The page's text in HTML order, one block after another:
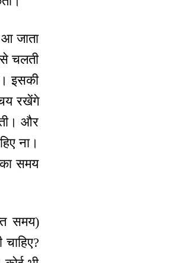
जाता
चलती
इसकी
रखेंगे
और
ना।
समय
समय)